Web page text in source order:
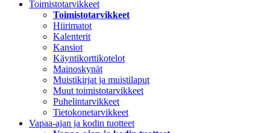
Toimistotarvikkeet
Toimistotarvikkeet
Hiirimatot
Kalenterit
Kansiot
Käyntikorttikotelot
Mainoskynät
Muistikirjat ja muistilaput
Muut toimistotarvikkeet
Puhelintarvikkeet
Tietokonetarvikkeet
Vapaa-ajan ja kodin tuotteet